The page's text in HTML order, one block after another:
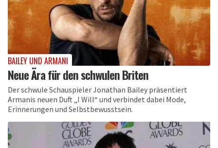
BAILEY UND ARMANI
Neue Ära für den schwulen Briten
Der schwule Schauspieler Jonathan Bailey präsentiert
Armanis neuen Duft „I Will“ und verbindet dabei Mode,
Erinnerungen und Selbstbewusstsein.